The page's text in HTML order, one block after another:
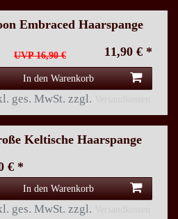
Embraced Haarspange
UVP 16,90 € 11,90 € *
In den Warenkorb
ges. MwSt. zzgl.
Keltische Haarspange
€ *
In den Warenkorb
ges. MwSt. zzgl.